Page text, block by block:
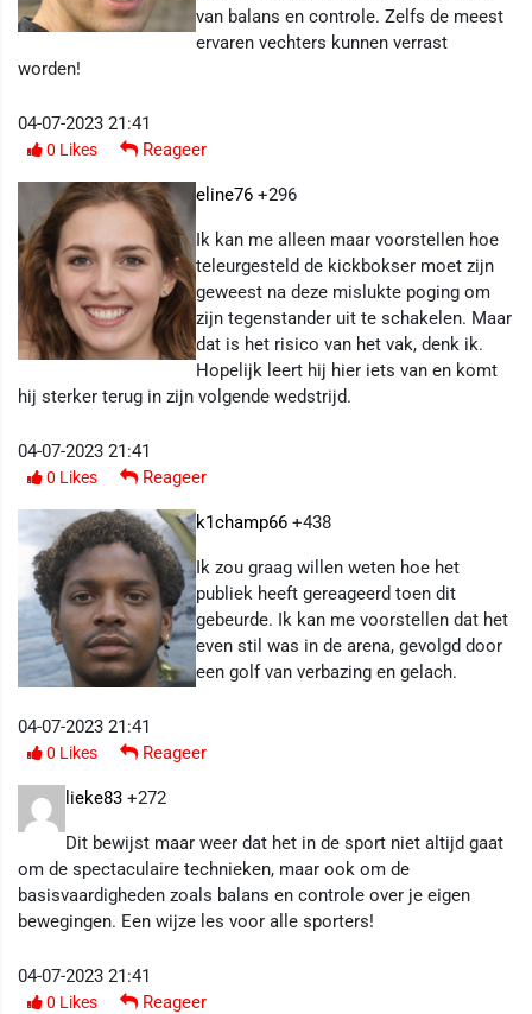
van balans en controle. Zelfs de meest
ervaren vechters kunnen verrast
worden!
04-07-2023 21:41
0 Likes Reageer
eline76 +296
Ik kan me alleen maar voorstellen hoe
teleurgesteld de kickbokser moet zijn
geweest na deze mislukte poging om
zijn tegenstander uit te schakelen. Maar
dat is het risico van het vak, denk ik.
Hopelijk leert hij hier iets van en komt
hij sterker terug in zijn volgende wedstrijd.
04-07-2023 21:41
0 Likes Reageer
k1champ66 +438
Ik zou graag willen weten hoe het
publiek heeft gereageerd toen dit
gebeurde. Ik kan me voorstellen dat het
even stil was in de arena, gevolgd door
een golf van verbazing en gelach.
04-07-2023 21:41
0 Likes Reageer
lieke83 +272
Dit bewijst maar weer dat het in de sport niet altijd gaat
om de spectaculaire technieken, maar ook om de
basisvaardigheden zoals balans en controle over je eigen
bewegingen. Een wijze les voor alle sporters!
04-07-2023 21:41
0 Likes Reageer